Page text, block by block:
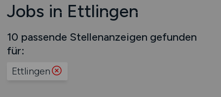
Jobs in Ettlingen
10 passende Stellenanzeigen gefunden
für:
Ettlingen